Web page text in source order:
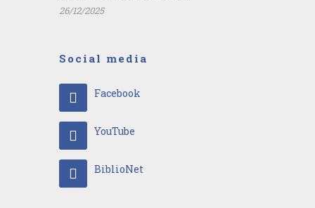
26/12/2025
Social media
Facebook
YouTube
BiblioNet